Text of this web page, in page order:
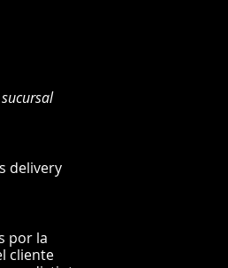
delivery
por la
cliente